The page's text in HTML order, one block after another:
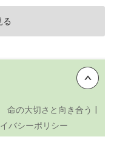
る
命の大切さと向き合う
バシーポリシー